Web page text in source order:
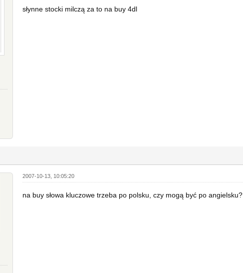
słynne stocki milczą za to na buy 4dl
2007-10-13, 10:05:20
na buy słowa kluczowe trzeba po polsku, czy mogą być po angielsku?